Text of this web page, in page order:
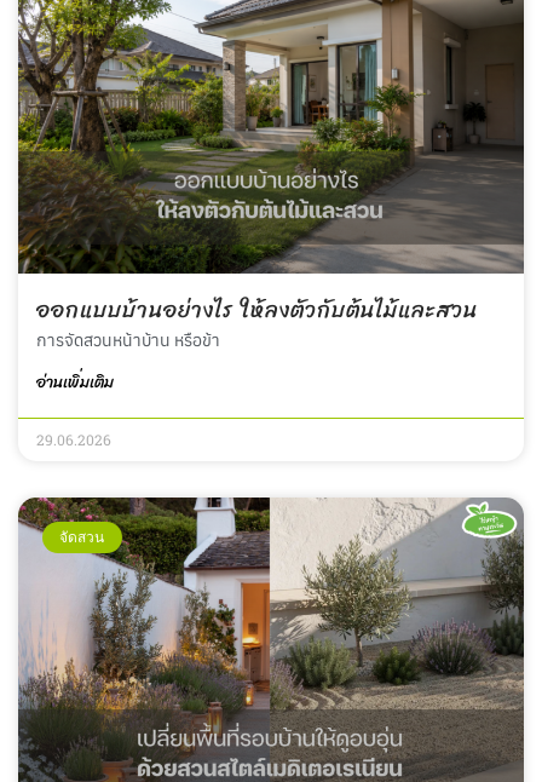
ออกแบบบ้านอย่างไร ให้ลงตัวกับต้นไม้และสวน
การจัดสวนหน้าบ้าน หรือข้า
อ่านเพิ่มเติม
29.06.2026
จัดสวน